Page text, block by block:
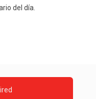
del día.